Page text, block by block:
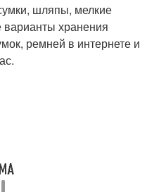
шляпы, мелкие
варианты хранения
ремней в интернете и